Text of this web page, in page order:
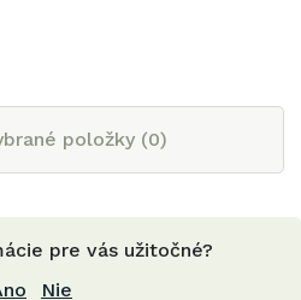
položky (0)
pre vás užitočné?
Nie